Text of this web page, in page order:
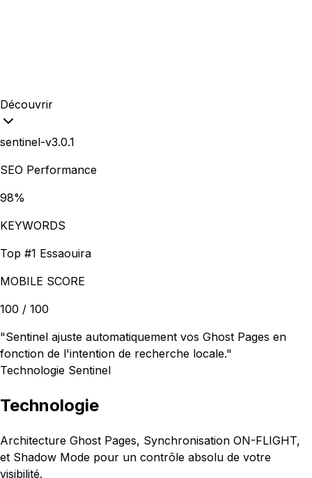
Découvrir
sentinel-v3.0.1
SEO Performance
98%
KEYWORDS
Top #1 Essaouira
MOBILE SCORE
100 / 100
"Sentinel ajuste automatiquement vos Ghost Pages en
fonction de l'intention de recherche locale."
Technologie Sentinel
Technologie
Architecture Ghost Pages, Synchronisation ON-FLIGHT,
et Shadow Mode pour un contrôle absolu de votre
visibilité.